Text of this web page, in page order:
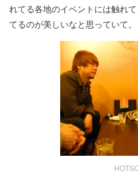
れてる各地のイベントには触れ
てるのが美しいなと思っていて。